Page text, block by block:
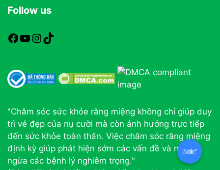
Follow us
https://www.facebook.com/nhakhoamic
https://www.youtube.com
https://www.instagram.com
"Chăm sóc sức khỏe răng miệng không chỉ giúp duy
trì vẻ đẹp của nụ cười mà còn ảnh hưởng trực tiếp
đến sức khỏe toàn thân. Việc chăm sóc răng miệng
định kỳ giúp phát hiện sớm các vấn đề và ngăn
ngừa các bệnh lý nghiêm trọng."